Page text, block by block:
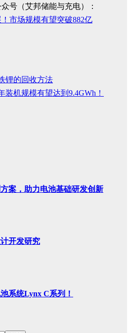
号（艾邦储能与充电）：
市场规模有望突破882亿
锂的回收方法
装机规模有望达到9.4GWh！
案，助力电池基础研发创新
开发研究
系统Lynx C系列！